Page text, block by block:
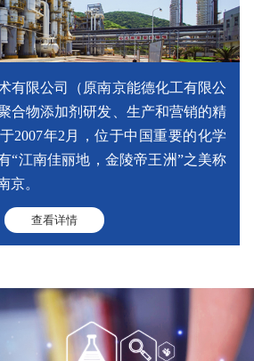
有限公司（原南京能德化工有限公
合物添加剂研发、生产和营销的精
2007年2月，位于中国重要的化学
“江南佳丽地，金陵帝王洲”之美称
。
查看详情